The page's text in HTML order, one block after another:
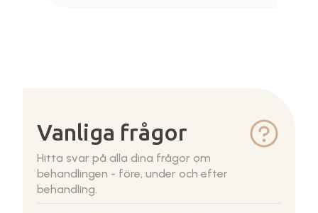
Vanliga frågor
Hitta svar på alla dina frågor om
behandlingen - före, under och efter
behandling.